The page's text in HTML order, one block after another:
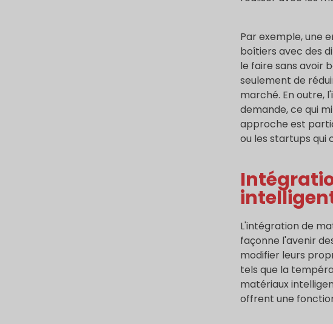
Par exemple, une
boîtiers avec des
le faire sans avoir
seulement de
marché. En outre,
demande, ce qui
approche est
ou les startups qui
L'intégration de
façonne l'avenir
modifier leurs
tels que la
matériaux
offrent une